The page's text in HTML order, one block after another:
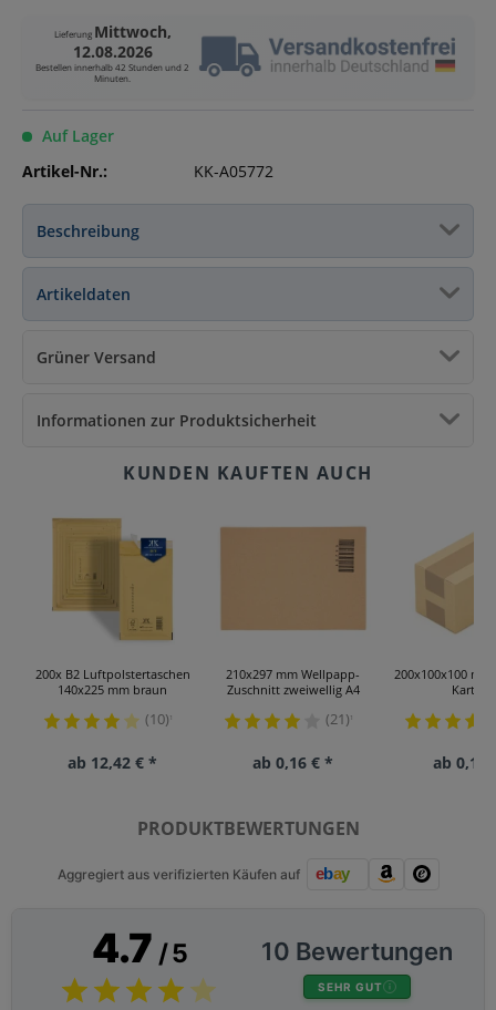
Lieferung Mittwoch,
12.08.2026
Bestellen innerhalb42 Stunden und 2
Minuten
Auf Lager
Artikel-Nr.:
KK-A05772
Beschreibung
Artikeldaten
Grüner Versand
Informationen zur Produktsicherheit
200x B2 Luftpolstertaschen
140x225 mm braun
(10)¹
ab 12,42 € *
210x297 mm Wellpapp-
Zuschnitt zweiwellig A4
(21)¹
ab 0,16 € *
200x100x100
Kartons
ab 0,15
PRODUKTBEWERTUNGEN
Aggregiert aus verifizierten Käufen auf
4.7 / 5 10 Bewertungen
SEHR GUT